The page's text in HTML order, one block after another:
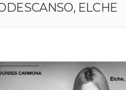
ELCHE